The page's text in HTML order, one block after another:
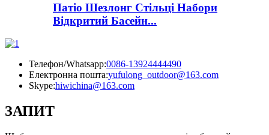
Патіо Шезлонг Стільці Набори
Відкритий Басейн...
Телефон/Whatsapp:0086-13924444490
Електронна пошта:yufulong_outdoor@163.com
Skype:hiwichina@163.com
ЗАПИТ